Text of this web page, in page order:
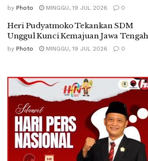
by Photo MINGGU, 19 JUL 2026 0
Heri Pudyatmoko Tekankan SDM
Unggul Kunci Kemajuan Jawa Tengah
by Photo MINGGU, 19 JUL 2026 0